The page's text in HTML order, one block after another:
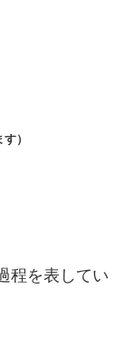
）
程を表してい